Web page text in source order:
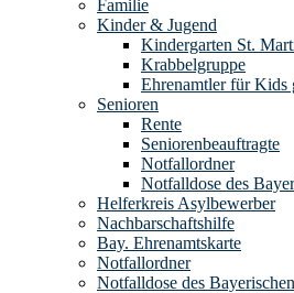
Familie
Kinder & Jugend
Kindergarten St.
Krabbelgruppe
Ehrenamtler für Kids
Senioren
Rente
Seniorenbeauftragte
Notfallordner
Notfalldose des
Helferkreis Asylbewerber
Nachbarschaftshilfe
Bay. Ehrenamtskarte
Notfallordner
Notfalldose des